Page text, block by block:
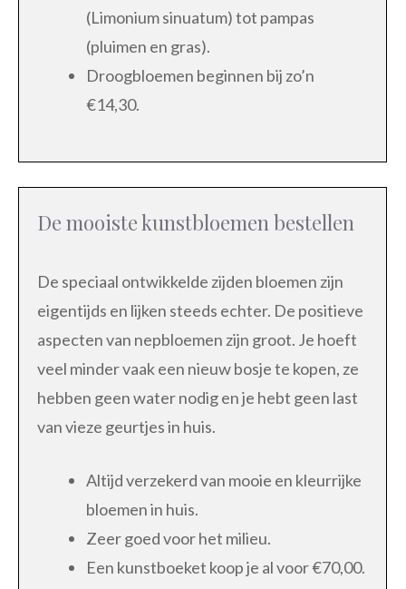
(Limonium sinuatum) tot pampas
(pluimen en gras).
Droogbloemen beginnen bij zo’n
€14,30.
De mooiste kunstbloemen bestellen
De speciaal ontwikkelde zijden bloemen zijn
eigentijds en lijken steeds echter. De positieve
aspecten van nepbloemen zijn groot. Je hoeft
veel minder vaak een nieuw bosje te kopen, ze
hebben geen water nodig en je hebt geen last
van vieze geurtjes in huis.
Altijd verzekerd van mooie en kleurrijke
bloemen in huis.
Zeer goed voor het milieu.
Een kunstboeket koop je al voor €70,00.